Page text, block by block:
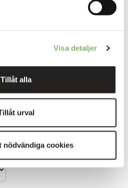
Visa detaljer
Tillåt alla
urval
nödvändiga cookies
i företaget